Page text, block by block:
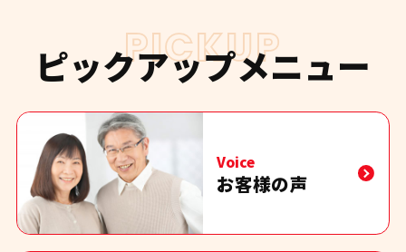
PICKUP
ピックアップメニュー
Voice
お客様の声